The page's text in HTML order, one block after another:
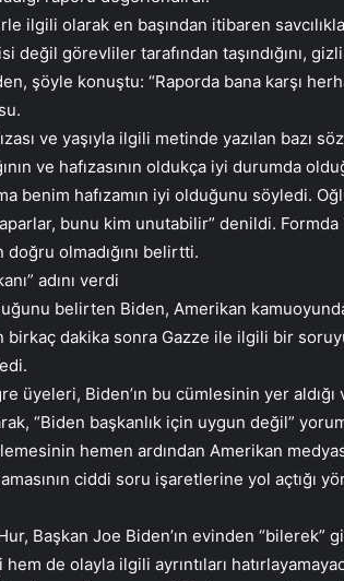
ilgili olarak en başından itibaren
görevliler tarafından taşındığını,
şöyle konuştu: “Raporda bana karşı
ve yaşıyla ilgili metinde yazılan bazı
ve hafızasının oldukça iyi durumda
benim hafızamın iyi olduğunu söyledi.
bunu kim unutabilir” denildi.
olmadığını belirtti.
adını verdi
belirten Biden, Amerikan
dakika sonra Gazze ile ilgili bir
üyeleri, Biden’ın bu cümlesinin yer
“Biden başkanlık için uygun değil”
hemen ardından Amerikan
ciddi soru işaretlerine yol açtığı
Başkan Joe Biden’ın evinden “bilerek”
de olayla ilgili ayrıntıları